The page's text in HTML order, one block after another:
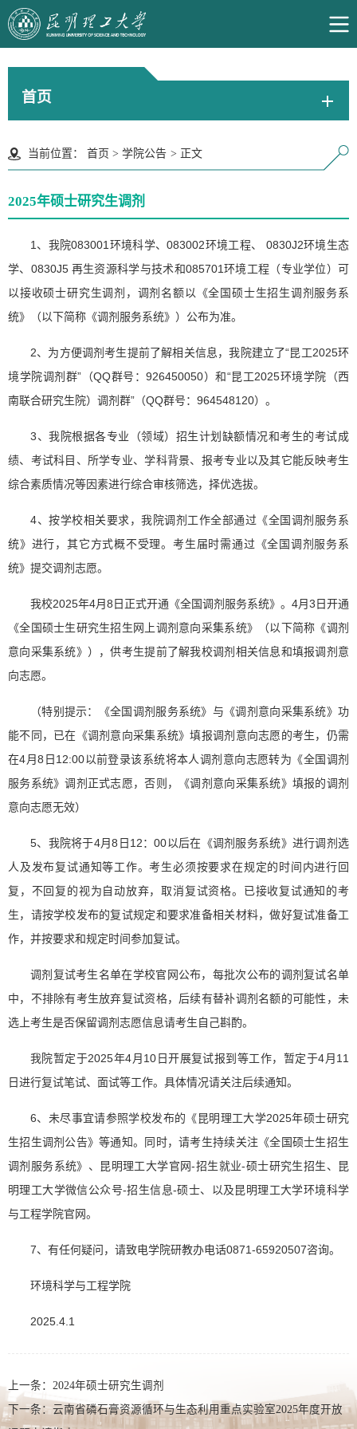
首页
当前位置： 首页 > 学院公告 > 正文
2025年硕士研究生调剂
1、我院083001环境科学、083002环境工程、 0830J2环境生态
学、0830J5 再生资源科学与技术和085701环境工程（专业学位）可
以接收硕士研究生调剂，调剂名额以《全国硕士生招生调剂服务系
统》（以下简称《调剂服务系统》）公布为准。
2、为方便调剂考生提前了解相关信息，我院建立了“昆工2025环
境学院调剂群”（QQ群号：926450050）和“昆工2025环境学院（西
南联合研究生院）调剂群”（QQ群号：964548120）。
3、我院根据各专业（领域）招生计划缺额情况和考生的考试成
绩、考试科目、所学专业、学科背景、报考专业以及其它能反映考生
综合素质情况等因素进行综合审核筛选，择优选拔。
4、按学校相关要求，我院调剂工作全部通过《全国调剂服务系
统》进行，其它方式概不受理。考生届时需通过《全国调剂服务系
统》提交调剂志愿。
我校2025年4月8日正式开通《全国调剂服务系统》。4月3日开通
《全国硕士生研究生招生网上调剂意向采集系统》（以下简称《调剂
意向采集系统》），供考生提前了解我校调剂相关信息和填报调剂意
向志愿。
（特别提示：《全国调剂服务系统》与《调剂意向采集系统》功
能不同，已在《调剂意向采集系统》填报调剂意向志愿的考生，仍需
在4月8日12:00以前登录该系统将本人调剂意向志愿转为《全国调剂
服务系统》调剂正式志愿，否则，《调剂意向采集系统》填报的调剂
意向志愿无效）
5、我院将于4月8日12：00以后在《调剂服务系统》进行调剂选
人及发布复试通知等工作。考生必须按要求在规定的时间内进行回
复，不回复的视为自动放弃，取消复试资格。已接收复试通知的考
生，请按学校发布的复试规定和要求准备相关材料，做好复试准备工
作，并按要求和规定时间参加复试。
调剂复试考生名单在学校官网公布，每批次公布的调剂复试名单
中，不排除有考生放弃复试资格，后续有替补调剂名额的可能性，未
选上考生是否保留调剂志愿信息请考生自己斟酌。
我院暂定于2025年4月10日开展复试报到等工作，暂定于4月11
日进行复试笔试、面试等工作。具体情况请关注后续通知。
6、未尽事宜请参照学校发布的《昆明理工大学2025年硕士研究
生招生调剂公告》等通知。同时，请考生持续关注《全国硕士生招生
调剂服务系统》、昆明理工大学官网-招生就业-硕士研究生招生、昆
明理工大学微信公众号-招生信息-硕士、以及昆明理工大学环境科学
与工程学院官网。
7、有任何疑问，请致电学院研教办电话0871-65920507咨询。
环境科学与工程学院
2025.4.1
上一条： 2024年硕士研究生调剂
下一条： 云南省磷石膏资源循环与生态利用重点实验室2025年度开放